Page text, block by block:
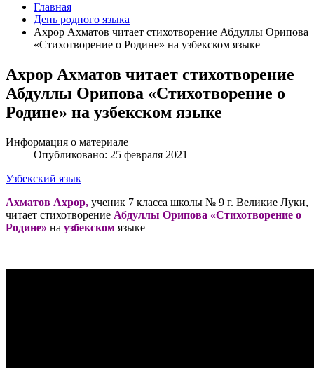
Главная
День родного языка
Ахрор Ахматов читает стихотворение Абдуллы Орипова
«Стихотворение о Родине» на узбекском языке
Ахрор Ахматов читает стихотворение
Абдуллы Орипова «Стихотворение о
Родине» на узбекском языке
Информация о материале
Опубликовано: 25 февраля 2021
Узбекский язык
Ахматов Ахрор, ученик 7 класса школы № 9 г. Великие Луки,
читает стихотворение Абдуллы Орипова «Стихотворение о
Родине» на узбекском языке